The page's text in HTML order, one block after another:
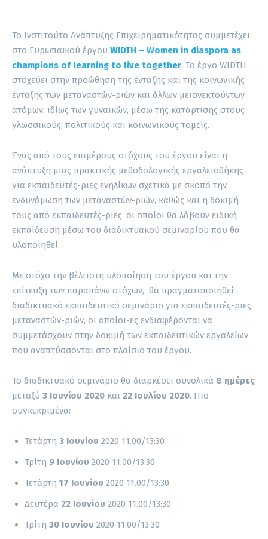
Το Ινστιτούτο Ανάπτυξης Επιχειρηματικότητας συμμετέχει
στο Ευρωπαϊκού έργου WIDTH – Women in diaspora as
champions of learning to live together. Το έργο WIDTH
στοχεύει στην προώθηση της ένταξης και της κοινωνικής
ένταξης των μεταναστών-ριών και άλλων μειονεκτούντων
ατόμων, ιδίως των γυναικών, μέσω της κατάρτισης στους
γλωσσικούς, πολιτικούς και κοινωνικούς τομείς.
Ένας από τους επιμέρους στόχους του έργου είναι η
ανάπτυξη μιας πρακτικής μεθοδολογικής εργαλειοθήκης
για εκπαιδευτές-ριες ενηλίκων σχετικά με σκοπό την
ενδυνάμωση των μεταναστών-ριών, καθώς και η δοκιμή
τους από εκπαιδευτές-ριες, οι οποίοι θα λάβουν ειδική
εκπαίδευση μέσω του διαδικτυακού σεμιναρίου που θα
υλοποιηθεί.
Με στόχο την βέλτιστη υλοποίηση του έργου και την
επίτευξη των παραπάνω στόχων, θα πραγματοποιηθεί
διαδικτυακό εκπαιδευτικό σεμινάριο για εκπαιδευτές-ριες
μεταναστών-ριών, οι οποίοι-ες ενδιαφέρονται να
συμμετάσχουν στην δοκιμή των εκπαιδευτικών εργαλείων
που αναπτύσσονται στο πλαίσιο του έργου.
Το διαδικτυακό σεμινάριο θα διαρκέσει συνολικά 8 ημέρες
μεταξύ 3 Ιουνίου 2020 και 22 Ιουλίου 2020. Πιο
συγκεκριμένα:
Τετάρτη 3 Ιουνίου 2020 11.00/13:30
Τρίτη 9 Ιουνίου 2020 11.00/13:30
Τετάρτη 17 Ιουνίου 2020 11.00/13:30
Δευτέρα 22 Ιουνίου 2020 11.00/13:30
Τρίτη 30 Ιουνίου 2020 11.00/13:30